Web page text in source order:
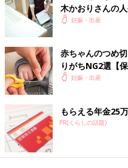
木かおりさんの
妊娠・出産
赤ちゃんのつめ
りがちNG2選【
妊娠・出産
もらえる年金25
PR(くらしの話題)